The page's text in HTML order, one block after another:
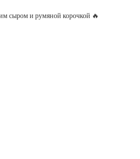
сыром и румяной корочкой 🔥